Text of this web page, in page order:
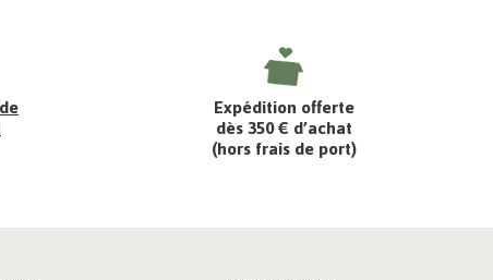
Expédition offerte
dès 350 € d’achat
(hors frais de port)